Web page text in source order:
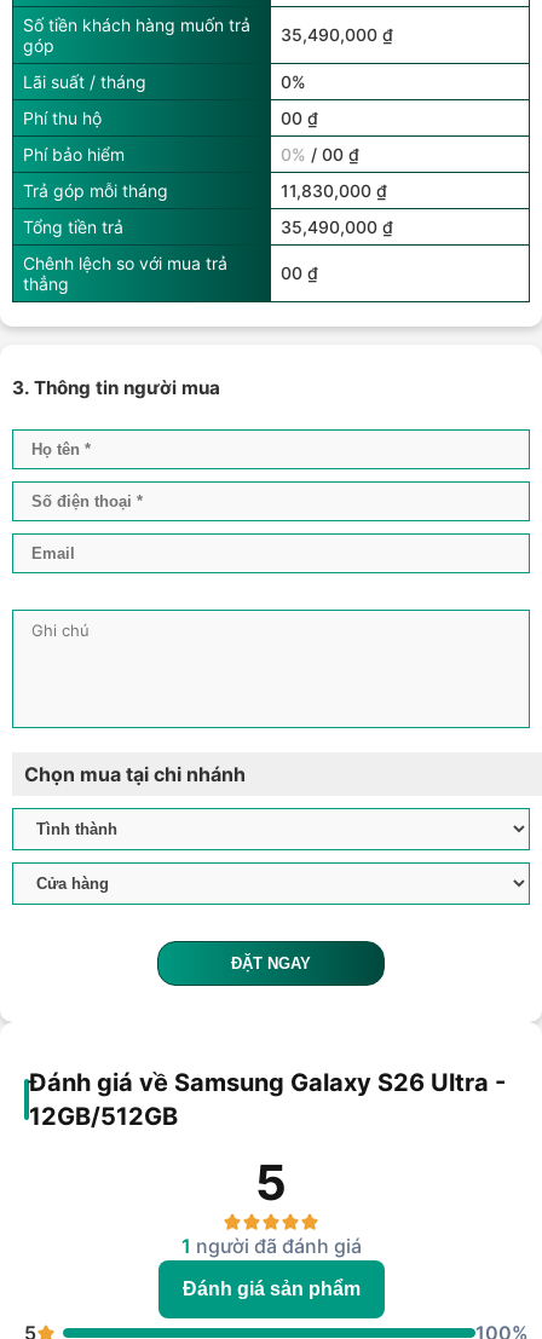
Số tiền khách hàng muốn trả
góp
35,490,000 ₫
Lãi suất / tháng
0%
Phí thu hộ
00 ₫
Phí bảo hiểm
0% / 00 ₫
Trả góp mỗi tháng
11,830,000 ₫
Tổng tiền trả
35,490,000 ₫
Chênh lệch so với mua trả
thẳng
00 ₫
3. Thông tin người mua
Chọn mua tại chi nhánh
ĐẶT NGAY
Đánh giá về Samsung Galaxy S26 Ultra -
12GB/512GB
5
1 người đã đánh giá
Đánh giá sản phẩm
5
100%